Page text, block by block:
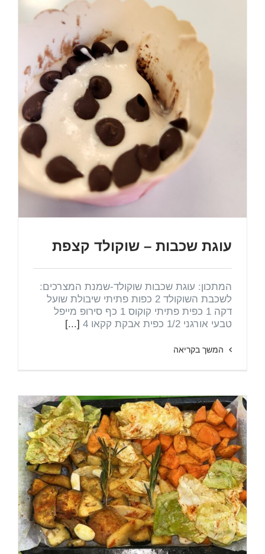
עוגת שכבות – שוקולד קצפת
המתכון: עוגת שכבות שוקולד-שמנת המצרכים:
לשכבת השוקולד 2 כפות פתיתי שיבולת שועל
דקה 1 כפית פתיתי קוקוס 1 כף סירופ מייפל
טבעי אורגני 1/2 כפית אבקת קקאו 4
[...]
המשך בקריאה